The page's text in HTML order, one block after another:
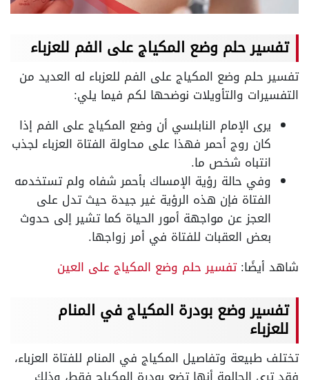
تفسير حلم وضع المكياج على الفم للعزباء
تفسير حلم وضع المكياج على الفم للعزباء له العديد من
التفسيرات والتأويلات نوضحها لكم فيما يلي:
يرى الإمام النابلسي أن وضع المكياج على الفم إذا
كان روج أحمر فهذا على محاولة الفتاة العزباء لجذب
انتباه شخص ما.
وفي حالة رؤية الإمساك بأحمر شفاه ولم تستخدمه
الفتاة فإن هذه الرؤية غير جيدة حيث تدل على
العجز عن مواجهة أمور الحياة كما تشير إلى حدوث
بعض العقبات للفتاة في أمر زواجها.
شاهد أيضًا:تفسير حلم وضع المكياج على العين
تفسير وضع بودرة المكياج في المنام
للعزباء
تختلف طبيعة وتفاصيل المكياج في المنام للفتاة العزباء،